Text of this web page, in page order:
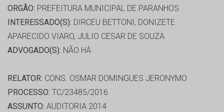
ORGÃO: PREFEITURA MUNICIPAL DE PARANHOS
INTERESSADO(S): DIRCEU BETTONI, DONIZETE
APARECIDO VIARO, JULIO CESAR DE SOUZA
ADVOGADO(S): NÃO HÁ
RELATOR: CONS. OSMAR DOMINGUES JERONYMO
PROCESSO: TC/23485/2016
ASSUNTO: AUDITORIA 2014